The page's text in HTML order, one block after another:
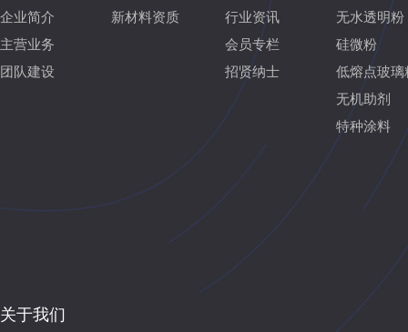
企业简介
主营业务
团队建设
新材料资质
行业资讯
会员专栏
招贤纳士
无水透明粉
硅微粉
低熔点玻璃
无机助剂
特种涂料
关于我们